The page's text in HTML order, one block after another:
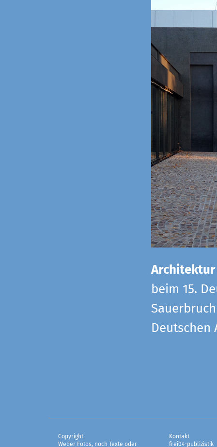
beim 15.
Copyright
Weder Fotos, noch Texte oder
Kontakt
frei04-publizistik